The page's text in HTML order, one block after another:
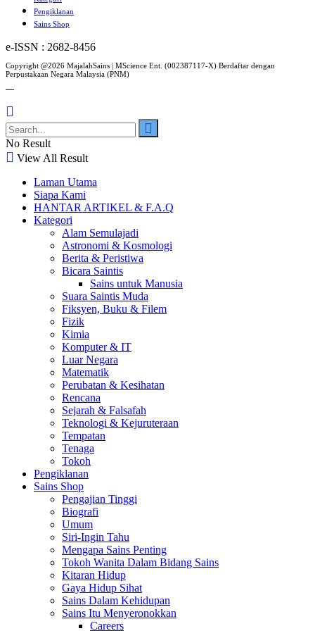
Pengiklanan
Sains Shop
e-ISSN : 2682-8456
Copyright @2026 MajalahSains | MScience Ent. (002387117-X) Berdaftar dengan
Perpustakaan Negara Malaysia (PNM)
No Result
View All Result
Laman Utama
Siapa Kami
HANTAR ARTIKEL & F.A.Q
Kategori
Alam Semulajadi
Astronomi & Kosmologi
Berita & Peristiwa
Bicara Saintis
Sains untuk Manusia
Suara Saintis Muda
Fiksyen, Buku & Filem
Fizik
Kimia
Komputer & IT
Luar Negara
Matematik
Perubatan & Kesihatan
Rencana
Sejarah & Falsafah
Teknologi & Kejuruteraan
Tempatan
Tenaga
Tokoh
Pengiklanan
Sains Shop
Pengajian Tinggi
Biografi
Umum
Siri-Ingin Tahu
Mengapa Sains Penting
Tokoh Wanita Dalam Bidang Sains
Kitaran Hidup
Gaya Hidup Sihat
Sains Dalam Kehidupan
Sains Itu Menyeronokkan
Careers